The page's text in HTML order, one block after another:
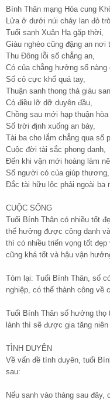
Bính Thân mạng Hỏa cung
Lửa ở dưới núi cháy lan đỏ
Tuổi sanh Xuân Hạ gặp thời,
Giàu nghèo cũng đặng an nơi
Thu Đông lỗi số chẳng an,
Có của chẳng hưởng số nàng
Số cô cực khổ quá tay,
Thuận sanh thong thả giàu
Có điều lỡ dỡ duyên đầu,
Chồng sau mới hạp thuận hòa
Số trời định xuống an bày,
Tài ba cho lắm chẳng qua số
Cuộc đời tài sắc phong danh,
Đến khi vận mới hoàng làm
Số người có của giúp thương,
Đắc tài hữu lộc phải ngoài ba
CUỘC SỐNG
Tuổi Bính Thân có nhiều tốt
thể hưởng được công danh
thì có nhiều triển vọng tốt
cũng khá tốt và hậu vận
Tóm lại: Tuổi Bính Thân, số
nghiệp, có thể thành công về
Tuổi Bính Thân số hưởng thọ
lành thì sẽ được gia tăng
TÌNH DUYÊN
Về vấn đề tình duyên, tuổi
sau:
Nếu sanh vào tháng sau